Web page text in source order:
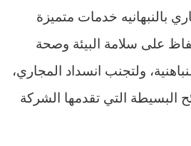
بالنبهانيه خدمات متميزة
على سلامة البيئة وصحة
ولتجنب انسداد المجاري،
البسيطة التي تقدمها الشركة